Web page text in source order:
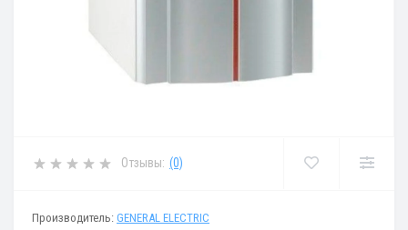
Отзывы: (0)
Производитель: GENERAL ELECTRIC